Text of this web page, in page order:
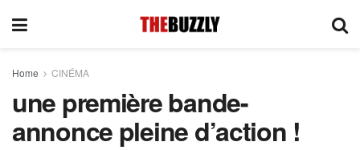
Home CINÉMA
une première bande-
annonce pleine d’action !